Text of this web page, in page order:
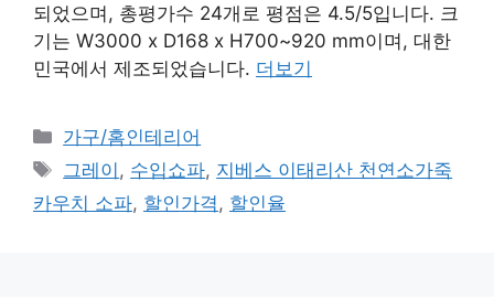
되었으며, 총평가수 24개로 평점은 4.5/5입니다. 크
기는 W3000 x D168 x H700~920 mm이며, 대한
민국에서 제조되었습니다. 더보기
카
테
리
가구/홈인테리어
태
그
그레이 , 수입쇼파, 지베스 이태리산 천연소가죽
카우치 소파, 할인가격 , 할인율